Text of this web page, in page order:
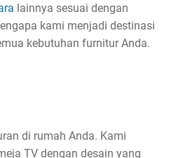
lainnya sesuai dengan
kami menjadi destinasi
kebutuhan furnitur Anda.
di rumah Anda. Kami
TV dengan desain yang